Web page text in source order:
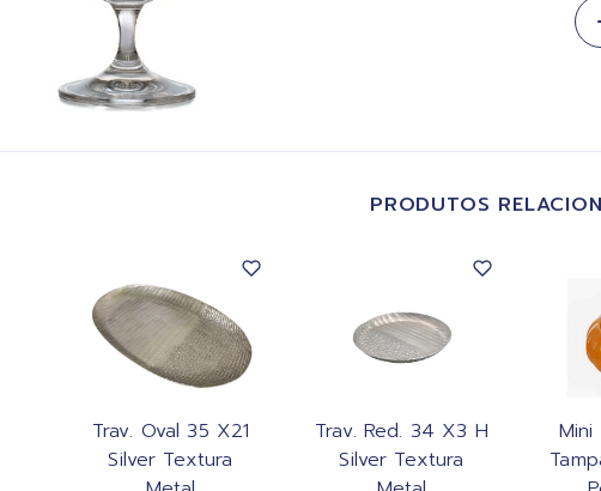
PRODUTOS
Trav. Oval 35 X21
Silver Textura
Trav. Red. 34 X3 H
Silver Textura